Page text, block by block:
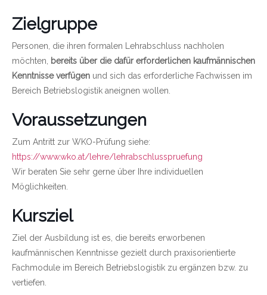
Zielgruppe
Personen, die ihren formalen Lehrabschluss nachholen
möchten,
bereits über die dafür erforderlichen kaufmännischen
Kenntnisse verfügen und sich das erforderliche Fachwissen im
Bereich Betriebslogistik aneignen wollen.
Voraussetzungen
Zum Antritt zur WKO-Prüfung siehe:
https://www.wko.at/lehre/lehrabschlusspruefung
Wir beraten Sie sehr gerne über Ihre individuellen
Möglichkeiten.
Kursziel
Ziel der Ausbildung ist es, die bereits erworbenen
kaufmännischen Kenntnisse gezielt durch praxisorientierte
Fachmodule im Bereich Betriebslogistik zu ergänzen bzw. zu
vertiefen.